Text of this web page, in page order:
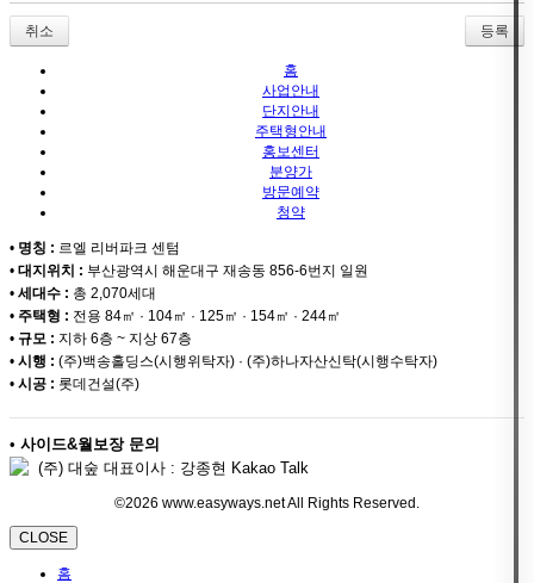
취소
홈
사업안내
단지안내
주택형안내
홍보센터
분양가
방문예약
청약
• 명칭 : 르엘 리버파크 센텀
• 대지위치 : 부산광역시 해운대구 재송동 856-6번지 일원
• 세대수 : 총 2,070세대
• 주택형 : 전용 84㎡ · 104㎡ · 125㎡ · 154㎡ · 244㎡
• 규모 : 지하 6층 ~ 지상 67층
• 시행 : (주)백송홀딩스(시행위탁자) · (주)하나자산신탁(시행수탁자)
• 시공 : 롯데건설(주)
• 사이드&월보장 문의
(주) 대숲 대표이사 : 강종현 Kakao Talk
©2026 www.easyways.net All Rights Reserved.
CLOSE
홈